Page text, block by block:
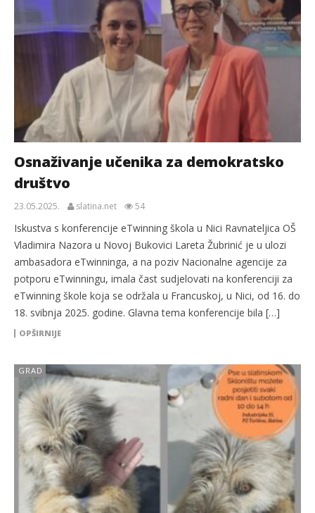
Osnaživanje učenika za demokratsko
društvo
23.05.2025. slatina.net 54
Iskustva s konferencije eTwinning škola u Nici Ravnateljica OŠ
Vladimira Nazora u Novoj Bukovici Lareta Žubrinić je u ulozi
ambasadora eTwinninga, a na poziv Nacionalne agencije za
potporu eTwinningu, imala čast sudjelovati na konferenciji za
eTwinning škole koja se održala u Francuskoj, u Nici, od 16. do
18. svibnja 2025. godine. Glavna tema konferencije bila […]
OPŠIRNIJE
GRAD